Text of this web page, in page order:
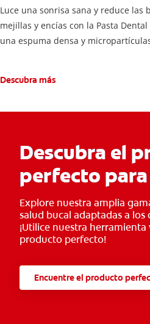
Luce una sonrisa sana y reduce las
mejillas y encías con la Pasta
una espuma densa y
Descubra más
Descubra el
perfecto
Explore nuestra amplia
salud bucal adaptadas a los
¡Utilice nuestra
producto perfecto!
Encuentre el producto